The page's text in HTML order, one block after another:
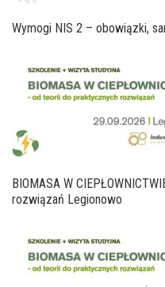
Wymogi NIS 2 – obowiązki,
BIOMASA W
rozwiązań Legionowo